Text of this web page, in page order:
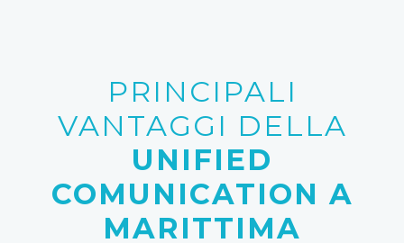
PRINCIPALI
VANTAGGI DELLA
UNIFIED
COMUNICATION A
MARITTIMA